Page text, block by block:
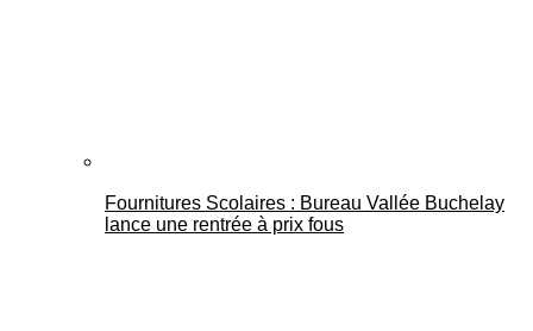
Fournitures Scolaires : Bureau Vallée Buchelay
lance une rentrée à prix fous